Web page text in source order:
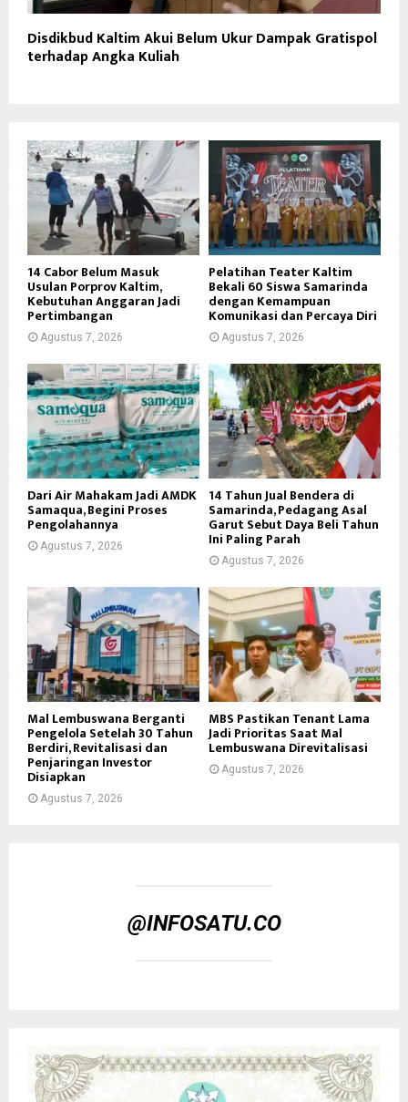
Disdikbud Kaltim Akui Belum Ukur Dampak Gratispol
terhadap Angka Kuliah
14 Cabor Belum Masuk
Usulan Porprov Kaltim,
Kebutuhan Anggaran Jadi
Pertimbangan
Agustus 7, 2026
Pelatihan Teater Kaltim
Bekali 60 Siswa Samarinda
dengan Kemampuan
Komunikasi dan Percaya Diri
Agustus 7, 2026
Dari Air Mahakam Jadi AMDK
Samaqua, Begini Proses
Pengolahannya
Agustus 7, 2026
14 Tahun Jual Bendera di
Samarinda, Pedagang Asal
Garut Sebut Daya Beli Tahun
Ini Paling Parah
Agustus 7, 2026
Mal Lembuswana Berganti
Pengelola Setelah 30 Tahun
Berdiri, Revitalisasi dan
Penjaringan Investor
Disiapkan
Agustus 7, 2026
MBS Pastikan Tenant Lama
Jadi Prioritas Saat Mal
Lembuswana Direvitalisasi
Agustus 7, 2026
@INFOSATU.CO